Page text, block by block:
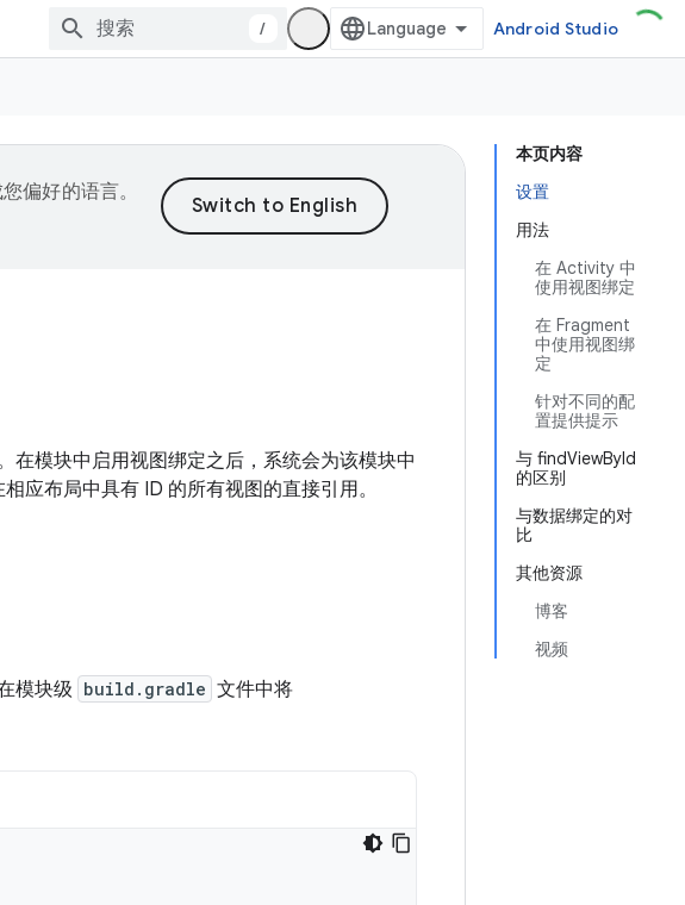
/ Android Studio
本页内容
设置
用法
在 Activity 中
使用视图绑定
在 Fragment
中使用视图绑
定
针对不同的配
置提供提示
与 findViewById
的区别
与数据绑定的对
比
其他资源
博客
视频
偏好的语言。
在模块中启用视图绑定之后，系统会为该模块中
应布局中具有 ID 的所有视图的直接引用。
模块级 build.gradle 文件中将